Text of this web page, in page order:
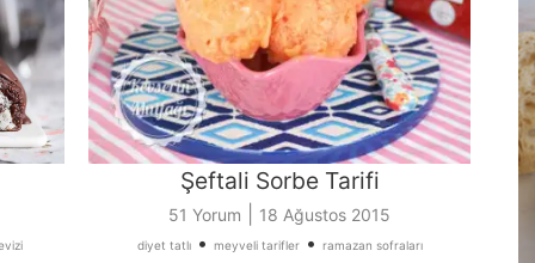
Şeftali Sorbe Tarifi
51 Yorum 18 Ağustos 2015
diyet tatlı• meyveli tarifler• ramazan sofraları